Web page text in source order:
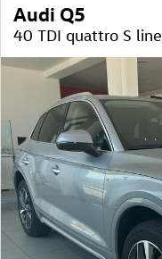
Audi Q5
40 TDI quattro S line